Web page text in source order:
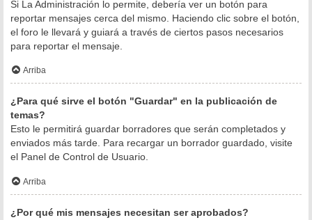
Si La Administración lo permite, debería ver un botón para
reportar mensajes cerca del mismo. Haciendo clic sobre el botón,
el foro le llevará y guiará a través de ciertos pasos necesarios
para reportar el mensaje.
Arriba
¿Para qué sirve el botón "Guardar" en la publicación de
temas?
Esto le permitirá guardar borradores que serán completados y
enviados más tarde. Para recargar un borrador guardado, visite
el Panel de Control de Usuario.
Arriba
¿Por qué mis mensajes necesitan ser aprobados?